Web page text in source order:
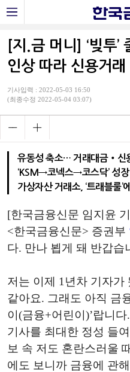
[지.금 머니] ‘빚투’
인상 따라 신용거래
기사입력 : 2022-05-03 16:50
(최종수정 2022-05-04 03:07)
유동성 축소… 거래대금‧신
‘KSM→코넥스→코스닥’ 성
가상자산 거래소, ‘트래블룰’
[한국금융신문 임지윤
<한국금융신문> 증권부
다. 만나 뵙게 돼 반갑습
저는 이제 1년차 기자가
같아요. 그래도 아직 금
이(금융+어린이)’랍니
기사를 최대한 정성 들
보 속 저도 혼란스러울
에도 보니까 금융에 관